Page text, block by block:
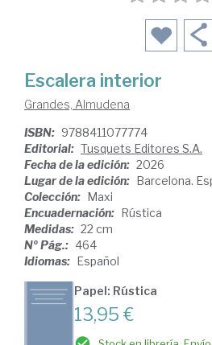
Escalera interior
Grandes, Almudena
ISBN: 9788411077774
Editorial: Tusquets Editores S.A.
Fecha de la edición: 2026
Lugar de la edición: Barcelona.
Colección: Maxi
Encuadernación: Rústica
Medidas: 22 cm
Nº Pág.: 464
Idiomas: Español
Papel: Rústica
13,95 €